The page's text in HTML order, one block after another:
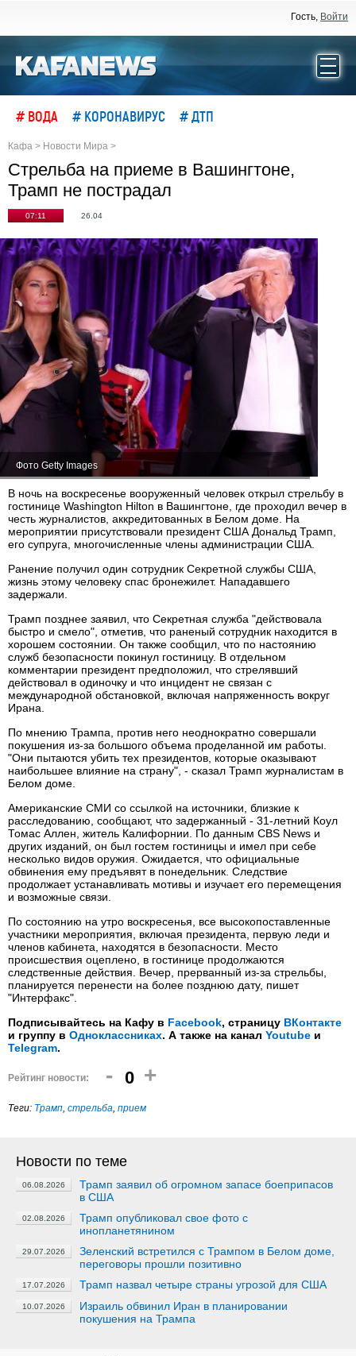
Гость, Войти
# ВОДА # КОРОНАВИРУС # ДТП
Кафа > Новости Мира >
Стрельба на приеме в Вашингтоне,
Трамп не пострадал
07:11 26.04
Фото Getty Images
В ночь на воскресенье вооруженный человек открыл стрельбу в
гостинице Washington Hilton в Вашингтоне, где проходил вечер в
честь журналистов, аккредитованных в Белом доме. На
мероприятии присутствовали президент США Дональд Трамп,
его супруга, многочисленные члены администрации США.
Ранение получил один сотрудник Секретной службы США,
жизнь этому человеку спас бронежилет. Нападавшего
задержали.
Трамп позднее заявил, что Секретная служба "действовала
быстро и смело", отметив, что раненый сотрудник находится в
хорошем состоянии. Он также сообщил, что по настоянию
служб безопасности покинул гостиницу. В отдельном
комментарии президент предположил, что стрелявший
действовал в одиночку и что инцидент не связан с
международной обстановкой, включая напряженность вокруг
Ирана.
По мнению Трампа, против него неоднократно совершали
покушения из-за большого объема проделанной им работы.
"Они пытаются убить тех президентов, которые оказывают
наибольшее влияние на страну", - сказал Трамп журналистам в
Белом доме.
Американские СМИ со ссылкой на источники, близкие к
расследованию, сообщают, что задержанный - 31‑летний Коул
Томас Аллен, житель Калифорнии. По данным CBS News и
других изданий, он был гостем гостиницы и имел при себе
несколько видов оружия. Ожидается, что официальные
обвинения ему предъявят в понедельник. Следствие
продолжает устанавливать мотивы и изучает его перемещения
и возможные связи.
По состоянию на утро воскресенья, все высокопоставленные
участники мероприятия, включая президента, первую леди и
членов кабинета, находятся в безопасности. Место
происшествия оцеплено, в гостинице продолжаются
следственные действия. Вечер, прерванный из‑за стрельбы,
планируется перенести на более позднюю дату, пишет
"Интерфакс".
Подписывайтесь на Кафу в Facebook, страницу ВКонтакте
и группу в Одноклассниках. А также на канал Youtube и
Telegram.
Рейтинг новости: - 0 +
Теги: Трамп, стрельба, прием
Новости по теме
06.08.2026
Трамп заявил об огромном запасе боеприпасов
в США
02.08.2026
Трамп опубликовал свое фото с
инопланетянином
29.07.2026
Зеленский встретился с Трампом в Белом доме,
переговоры прошли позитивно
17.07.2026 Трамп назвал четыре страны угрозой для США
10.07.2026
Израиль обвинил Иран в планировании
покушения на Трампа